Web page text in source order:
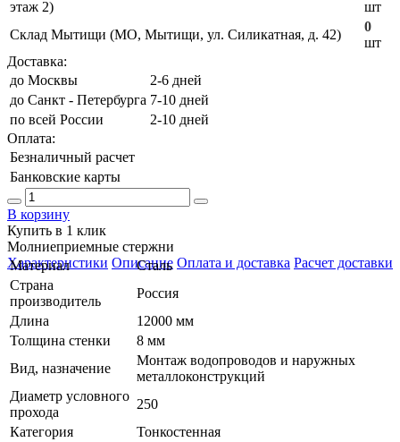
этаж 2)
шт
Склад Мытищи (МО, Мытищи, ул. Силикатная, д. 42)
0
шт
Доставка:
до Москвы
2-6 дней
до Санкт - Петербурга 7-10 дней
по всей России
2-10 дней
Оплата:
Безналичный расчет
Банковские карты
В корзину
Купить в 1 клик
Молниеприемные стержни
Характеристики Описание Оплата и доставка Расчет доставки
Материал
Сталь
Страна
производитель
Россия
Длина
12000 мм
Толщина стенки
8 мм
Вид, назначение
Монтаж водопроводов и наружных
металлоконструкций
Диаметр условного
прохода
250
Категория
Тонкостенная